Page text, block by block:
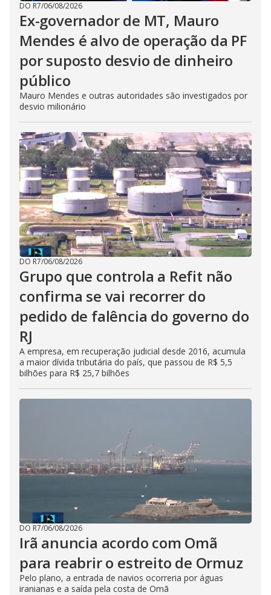
DO R7/06/08/2026
Ex-governador de MT, Mauro
Mendes é alvo de operação da PF
por suposto desvio de dinheiro
público
Mauro Mendes e outras autoridades são investigados por
desvio milionário
DO R7/06/08/2026
Grupo que controla a Refit não
confirma se vai recorrer do
pedido de falência do governo do
RJ
A empresa, em recuperação judicial desde 2016, acumula
a maior dívida tributária do país, que passou de R$ 5,5
bilhões para R$ 25,7 bilhões
DO R7/06/08/2026
Irã anuncia acordo com Omã
para reabrir o estreito de Ormuz
Pelo plano, a entrada de navios ocorreria por águas
iranianas e a saída pela costa de Omã